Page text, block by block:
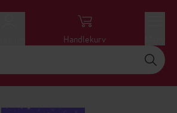
Handlekurv